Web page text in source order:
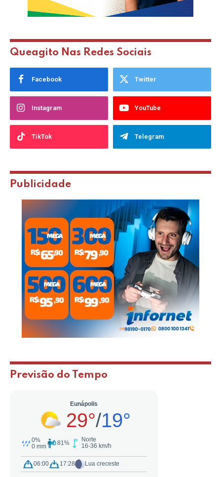
Queagito Nas Redes Sociais
Facebook Twitter
Instagram YouTube
TikTok Telegram
Publicidade
Previsão do Tempo